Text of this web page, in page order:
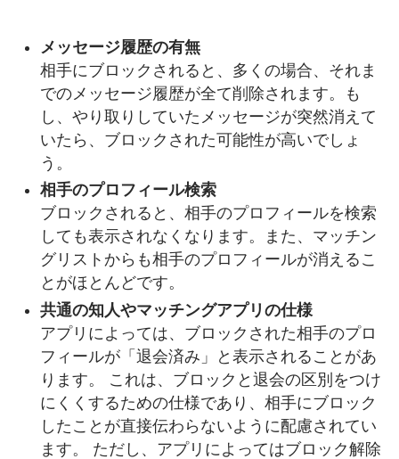
メッセージ履歴の有無
相手にブロックされると、多くの場合、それま
でのメッセージ履歴が全て削除されます。も
し、やり取りしていたメッセージが突然消えて
いたら、ブロックされた可能性が高いでしょ
う。
相手のプロフィール検索
ブロックされると、相手のプロフィールを検索
しても表示されなくなります。また、マッチン
グリストからも相手のプロフィールが消えるこ
とがほとんどです。
共通の知人やマッチングアプリの仕様
アプリによっては、ブロックされた相手のプロ
フィールが「退会済み」と表示されることがあ
ります。 これは、ブロックと退会の区別をつけ
にくくするための仕様であり、相手にブロック
したことが直接伝わらないように配慮されてい
ます。 ただし、アプリによってはブロック解除